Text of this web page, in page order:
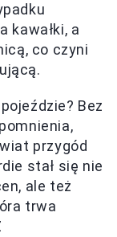
kawałki, a
co czyni
Bez
przygód
stał się nie
ale też
trwa